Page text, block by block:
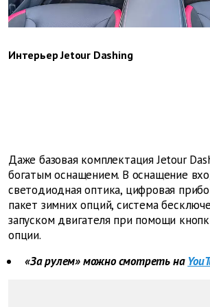
Интерьер Jetour Dashing
Даже базовая комплектация Jetour
богатым оснащением. В оснащение
светодиодная оптика, цифровая
пакет зимних опций, система
запуском двигателя при помощи
опции.
«За рулем» можно смотреть на